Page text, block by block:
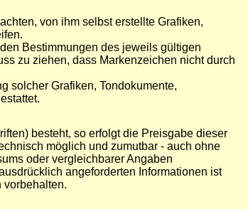
von ihm selbst erstellte Grafiken,
Bestimmungen des jeweils gültigen
zu ziehen, dass Markenzeichen nicht durch
solcher Grafiken, Tondokumente,
besteht, so erfolgt die Preisgabe dieser
möglich und zumutbar - auch ohne
oder vergleichbarer Angaben
angeforderten Informationen ist
vorbehalten.